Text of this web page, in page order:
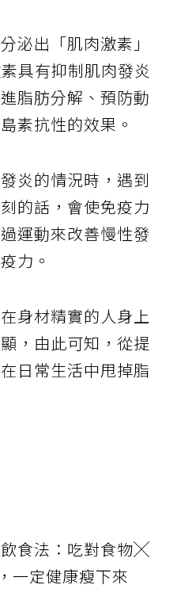
泌出「肌肉激素」
具有抑制肌肉發炎
脂肪分解、預防動
素抗性的效果。
炎的情況時，遇到
的話，會使免疫力
運動來改善慢性發
力。
身材精實的人身上
，由此可知，從提
日常生活中甩掉脂
食法：吃對食物╳
一定健康瘦下來